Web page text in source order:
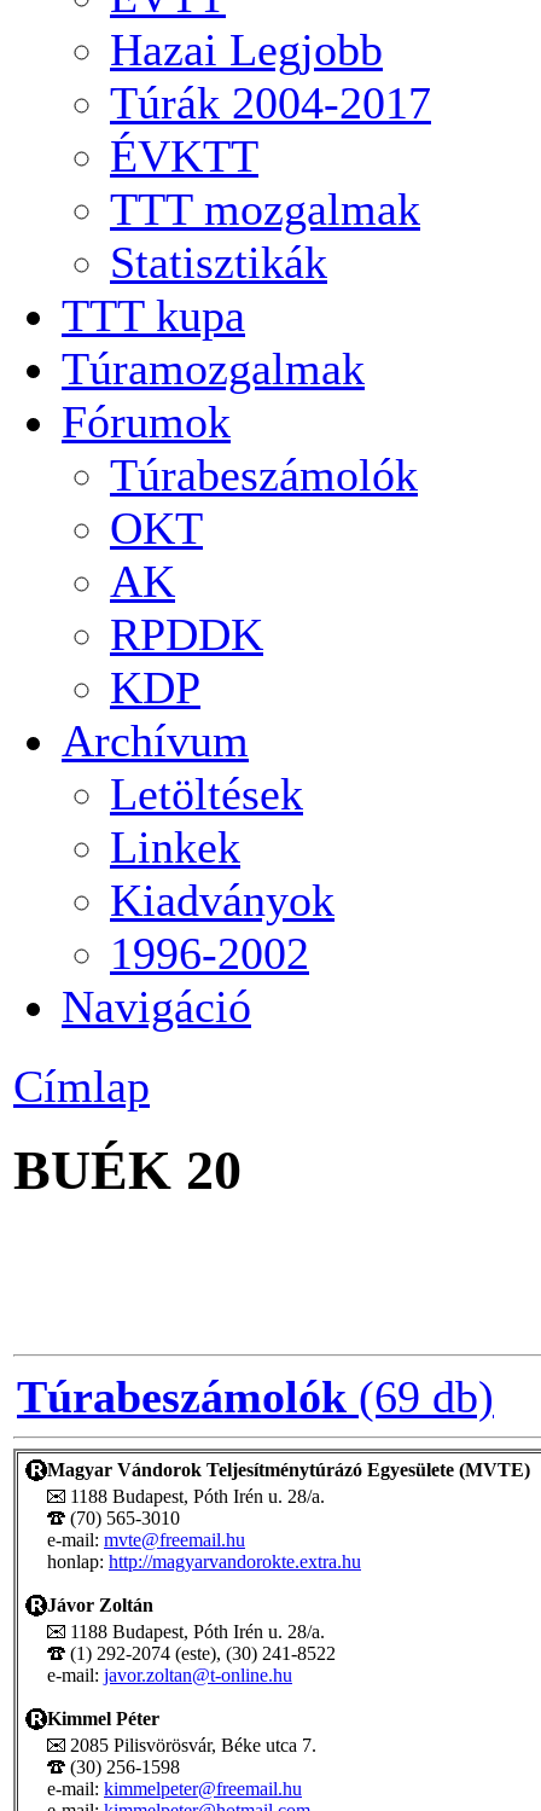
Hazai Legjobb
Túrák 2004-2017
ÉVKTT
TTT mozgalmak
Statisztikák
TTT kupa
Túramozgalmak
Fórumok
Túrabeszámolók
OKT
AK
RPDDK
KDP
Archívum
Letöltések
Linkek
Kiadványok
1996-2002
Navigáció
Címlap
BUÉK 20
Túrabeszámolók (69 db)
Magyar Vándorok Teljesítménytúrázó Egyesülete (MVTE)
1188 Budapest, Póth Irén u. 28/a.
(70) 565-3010
e-mail: mvte@freemail.hu
honlap: http://magyarvandorokte.extra.hu
Jávor Zoltán
1188 Budapest, Póth Irén u. 28/a.
(1) 292-2074 (este), (30) 241-8522
e-mail: javor.zoltan@t-online.hu
Kimmel Péter
2085 Pilisvörösvár, Béke utca 7.
(30) 256-1598
e-mail: kimmelpeter@freemail.hu